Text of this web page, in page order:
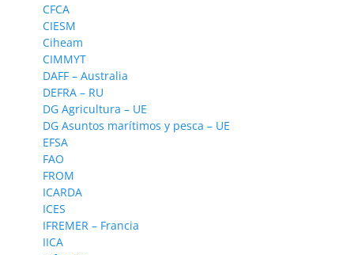
CFCA
CIESM
Ciheam
CIMMYT
DAFF – Australia
DEFRA – RU
DG Agricultura – UE
DG Asuntos marítimos y pesca – UE
EFSA
FAO
FROM
ICARDA
ICES
IFREMER – Francia
IICA